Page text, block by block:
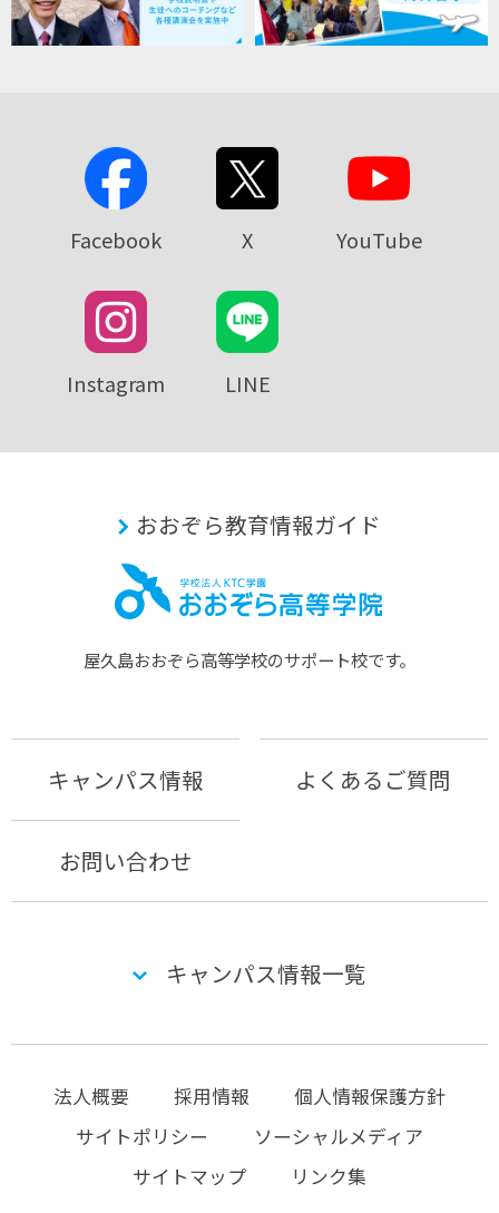
Facebook X YouTube
Instagram LINE
おおぞら教育情報ガイド
屋久島おおぞら⾼等学校のサポート校です。
キャンパス情報 よくあるご質問
お問い合わせ
キャンパス情報一覧
法人概要 採用情報
個人情報保護方針
サイトポリシー
ソーシャルメディア
サイトマップ
リンク集